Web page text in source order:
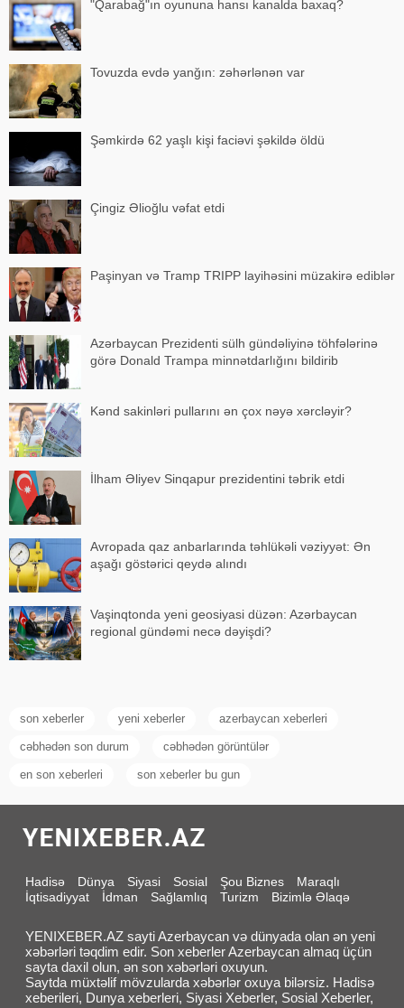
"Qarabağ"ın oyununa hansı kanalda baxaq?
Tovuzda evdə yanğın: zəhərlənən var
Şəmkirdə 62 yaşlı kişi faciəvi şəkildə öldü
Çingiz Əlioğlu vəfat etdi
Paşinyan və Tramp TRIPP layihəsini müzakirə ediblər
Azərbaycan Prezidenti sülh gündəliyinə töhfələrinə
görə Donald Trampa minnətdarlığını bildirib
Kənd sakinləri pullarını ən çox nəyə xərcləyir?
İlham Əliyev Sinqapur prezidentini təbrik etdi
Avropada qaz anbarlarında təhlükəli vəziyyət: Ən
aşağı göstərici qeydə alındı
Vaşinqtonda yeni geosiyasi düzən: Azərbaycan
regional gündəmi necə dəyişdi?
son xeberler yeni xeberler azerbaycan xeberleri
cəbhədən son durum cəbhədən görüntülər
en son xeberleri son xeberler bu gun
Hadisə Dünya Siyasi Sosial Şou Biznes
Maraqlı
İqtisadiyyat
İdman Sağlamlıq Turizm Bizimlə Əlaqə
YENIXEBER.AZ sayti Azerbaycan və dünyada olan ən yeni
xəbərləri təqdim edir. Son xeberler Azerbaycan almaq üçün
sayta daxil olun, ən son xəbərləri oxuyun.
Saytda müxtəlif mövzularda xəbərlər oxuya bilərsiz. Hadisə
xeberileri, Dunya xeberleri, Siyasi Xeberler, Sosial Xeberler,